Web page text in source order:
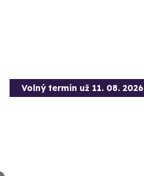
Volný termín už 11. 08. 2026